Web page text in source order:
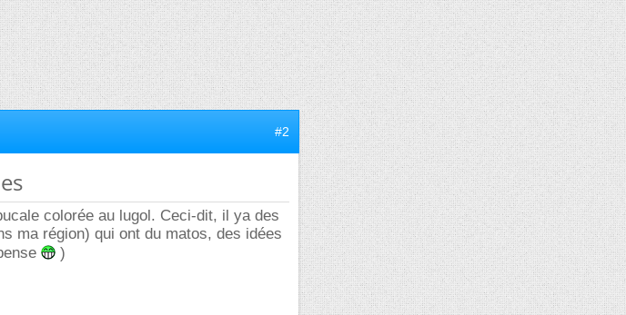
#2
colorée au lugol. Ceci-dit, il ya des
ma région) qui ont du matos, des idées
)